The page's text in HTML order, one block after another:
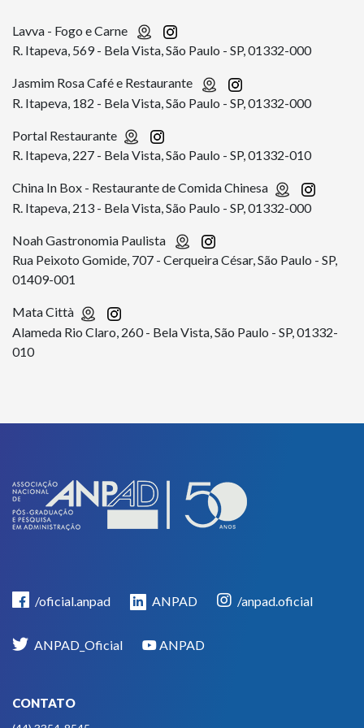
Lavva - Fogo e Carne
R. Itapeva, 569 - Bela Vista, São Paulo - SP, 01332-000
Jasmim Rosa Café e Restaurante
R. Itapeva, 182 - Bela Vista, São Paulo - SP, 01332-000
Portal Restaurante
R. Itapeva, 227 - Bela Vista, São Paulo - SP, 01332-010
China In Box - Restaurante de Comida Chinesa
R. Itapeva, 213 - Bela Vista, São Paulo - SP, 01332-000
Noah Gastronomia Paulista
Rua Peixoto Gomide, 707 - Cerqueira César, São Paulo - SP,
01409-001
Mata Città
Alameda Rio Claro, 260 - Bela Vista, São Paulo - SP, 01332-
010
/oficial.anpad ANPAD /anpad.oficial
ANPAD_Oficial ANPAD
CONTATO